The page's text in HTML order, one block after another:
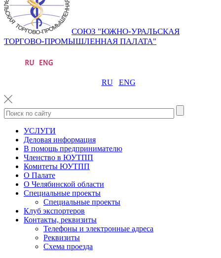
СОЮЗ "ЮЖНО-УРАЛЬСКАЯ
ТОРГОВО-ПРОМЫШЛЕННАЯ ПАЛАТА"
RU ENG
УСЛУГИ
Деловая информация
В помощь предпринимателю
Членство в ЮУТПП
Комитеты ЮУТПП
О Палате
О Челябинской области
Специальные проекты
Специальные проекты
Клуб экспортеров
Контакты, реквизиты
Телефоны и электронные адреса
Реквизиты
Схема проезда